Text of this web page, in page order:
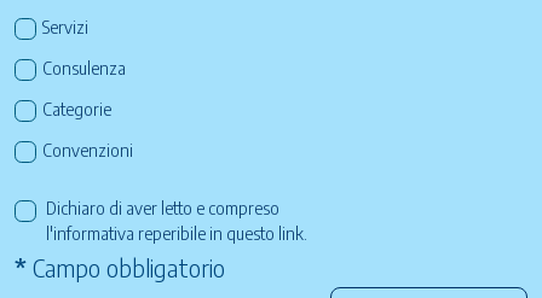
Servizi
Consulenza
Categorie
Convenzioni
Dichiaro di aver letto e compreso
l'informativa reperibile in questo link
* Campo obbligatorio